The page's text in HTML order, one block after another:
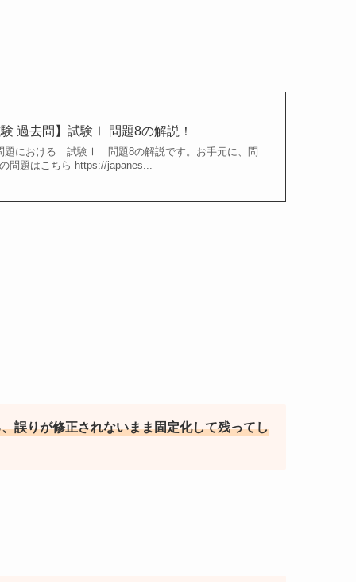
過去問】試験Ⅰ 問題8の解説！
題における 試験Ⅰ 問題8の解説です。お手元に、問
問題はこちら https://japanes...
誤りが修正されないまま固定化して残ってし